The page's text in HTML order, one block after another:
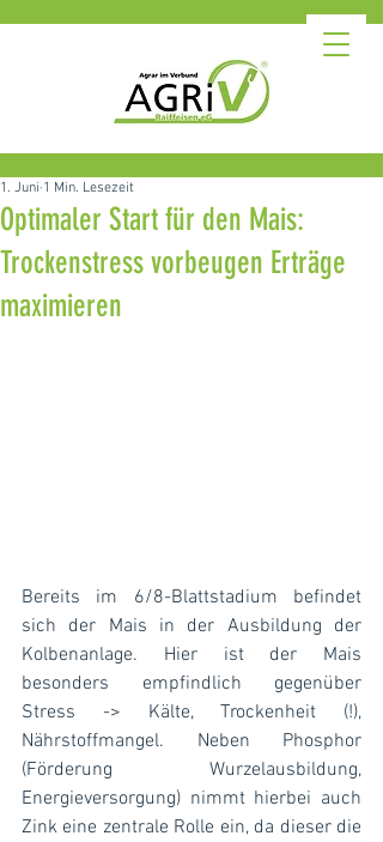
Optimaler Start für den Mais:
Trockenstress vorbeugen Erträge
maximieren
1. Juni 1 Min. Lesezeit
Bereits im 6/8-Blattstadium befindet
sich der Mais in der Ausbildung der
Kolbenanlage. Hier ist der Mais
besonders empfindlich gegenüber
Stress -> Kälte, Trockenheit (!),
Nährstoffmangel. Neben Phosphor
(Förderung Wurzelausbildung,
Energieversorgung) nimmt hierbei auch
Zink eine zentrale Rolle ein, da dieser die